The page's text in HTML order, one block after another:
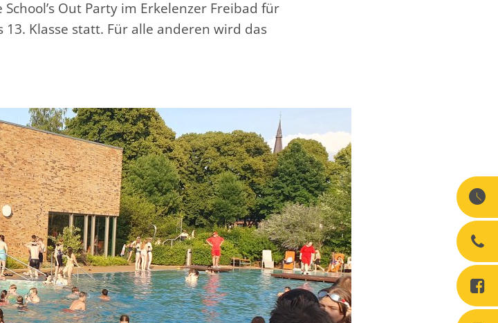
Out Party im Erkelenzer Freibad für
Klasse statt. Für alle anderen wird das